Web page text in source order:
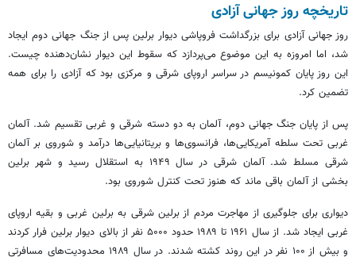
تاریخچه روز جهانی آزادی
روز جهانی آزادی برای بزرگداشت فروپاشی دیوار برلین پس از جنگ جهانی دوم ایجاد
شد، اما امروزه به این موضوع می‌پردازد که سقوط این دیوار نشان‌دهنده چیست.
این روز پایان کمونیسم در سراسر اروپای شرقی و مرکزی بود که آزادی را برای همه
تضمین کرد.
پس از پایان جنگ جهانی دوم، آلمان به دو دسته شرقی و غربی تقسیم شد. آلمان
غربی تحت سلطه آمریکایی‌ها، فرانسوی‌ها و بریتانیایی‌ها درآمد و شوروی بر آلمان
شرقی مسلط شد. آلمان شرقی در سال ۱۹۴۹ به استقلال رسید و شهر برلین
بخشی از آلمان باقی ماند که هنوز تحت کنترل شوروی بود.
دیواری برای جلوگیری از مهاجرت مردم از برلین شرقی به برلین غربی و بقیه اروپای
غربی ایجاد شد. از سال ۱۹۶۱ تا ۱۹۸۹ حدود ۵۰۰۰ نفر از بالای دیوار برلین فرار کردند
و بیش از ۱۰۰ نفر در این روند کشته شدند. در سال ۱۹۸۹ محدودیت‌های مسافرتی